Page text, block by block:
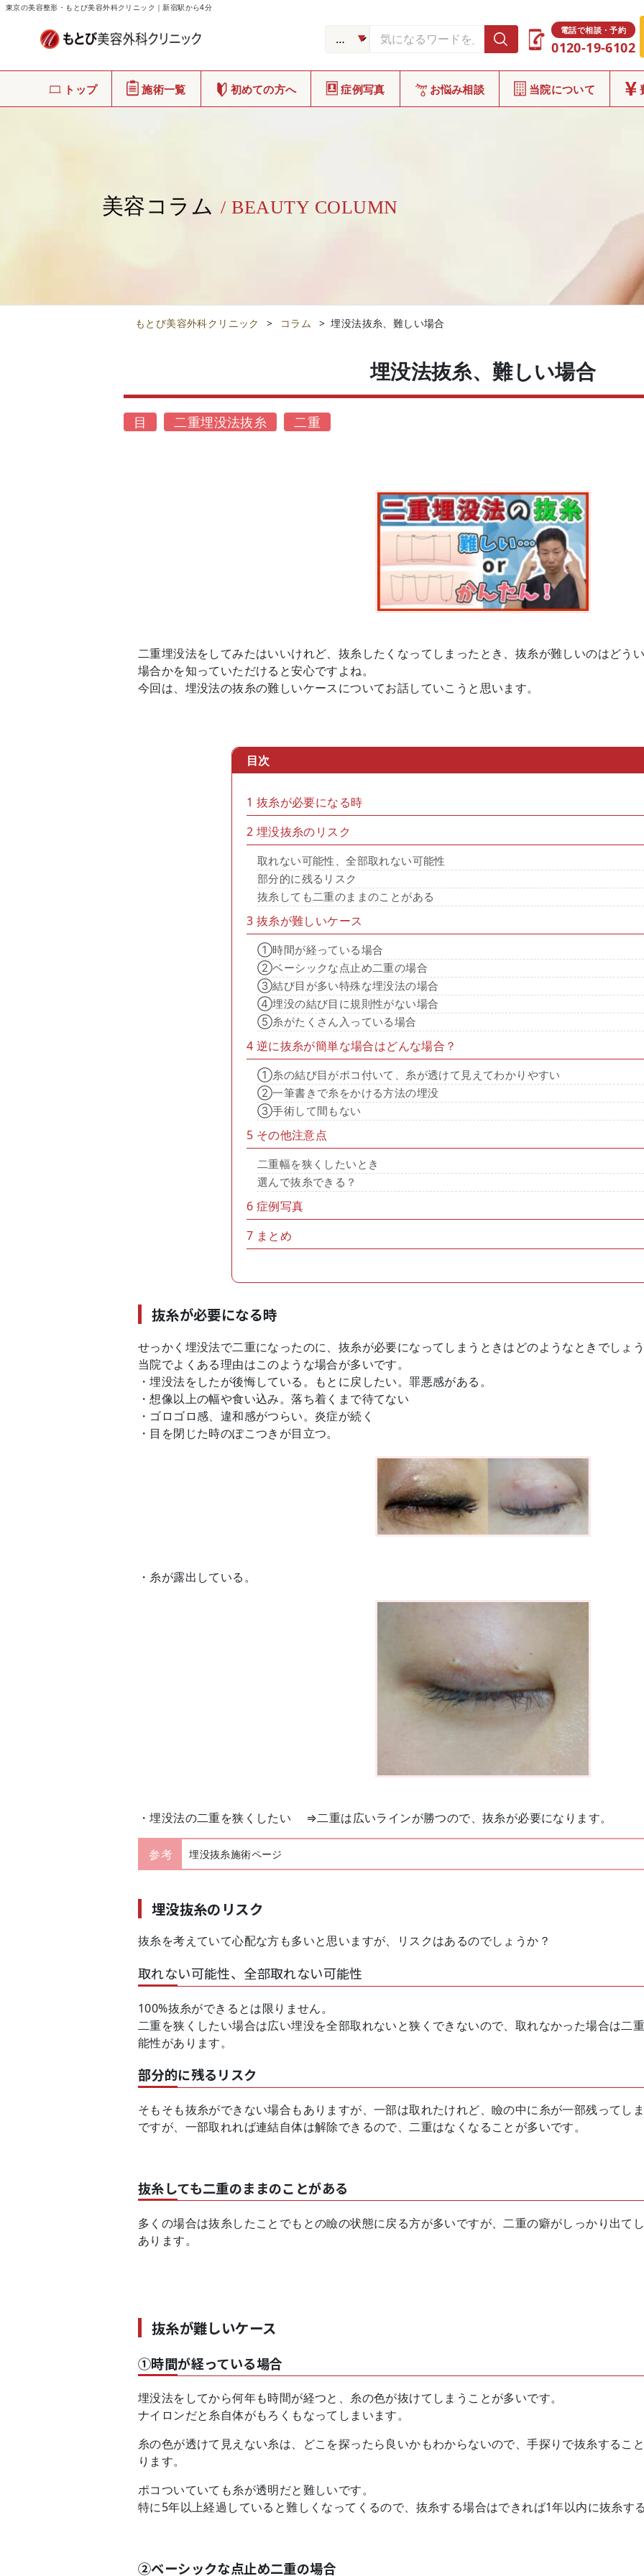
東京の美容整形・もとび美容外科クリニック｜新宿駅から4分
電話で相談・予約
0120-19-6102
トップ 施術一覧 初めての方へ 症例写真 お悩み相談 当院について
美容コラム / BEAUTY COLUMN
もとび美容外科クリニック > コラム > 埋没法抜糸、難しい場合
埋没法抜糸、難しい場合
目 二重埋没法抜糸 二重
二重埋没法をしてみたはいいけれど、抜糸したくなってしまったとき、抜糸が難しいのはどう
場合かを知っていただけると安心ですよね。
今回は、埋没法の抜糸の難しいケースについてお話していこうと思います。
目次
1 抜糸が必要になる時
2 埋没抜糸のリスク
取れない可能性、全部取れない可能性
部分的に残るリスク
抜糸しても二重のままのことがある
3 抜糸が難しいケース
①時間が経っている場合
②ベーシックな点止め二重の場合
③結び目が多い特殊な埋没法の場合
④埋没の結び目に規則性がない場合
⑤糸がたくさん入っている場合
4 逆に抜糸が簡単な場合はどんな場合？
①糸の結び目がポコ付いて、糸が透けて見えてわかりやすい
②一筆書きで糸をかける方法の埋没
③手術して間もない
5 その他注意点
二重幅を狭くしたいとき
選んで抜糸できる？
6 症例写真
7 まとめ
抜糸が必要になる時
せっかく埋没法で二重になったのに、抜糸が必要になってしまうときはどのようなときでしょ
当院でよくある理由はこのような場合が多いです。
・埋没法をしたが後悔している。もとに戻したい。罪悪感がある。
・想像以上の幅や食い込み。落ち着くまで待てない
・ゴロゴロ感、違和感がつらい。炎症が続く
・目を閉じた時のぽこつきが目立つ。
・糸が露出している。
・埋没法の二重を狭くしたい ⇒二重は広いラインが勝つので、抜糸が必要になります。
参考 埋没抜糸施術ページ
埋没抜糸のリスク
抜糸を考えていて心配な方も多いと思いますが、リスクはあるのでしょうか？
取れない可能性、全部取れない可能性
100%抜糸ができるとは限りません。
二重を狭くしたい場合は広い埋没を全部取れないと狭くできないので、取れなかった場合は二
能性があります。
部分的に残るリスク
そもそも抜糸ができない場合もありますが、一部は取れたけれど、瞼の中に糸が一部残ってし
ですが、一部取れれば連結自体は解除できるので、二重はなくなることが多いです。
抜糸しても二重のままのことがある
多くの場合は抜糸したことでもとの瞼の状態に戻る方が多いですが、二重の癖がしっかり出て
あります。
抜糸が難しいケース
①時間が経っている場合
埋没法をしてから何年も時間が経つと、糸の色が抜けてしまうことが多いです。
ナイロンだと糸自体がもろくもなってしまいます。
糸の色が透けて見えない糸は、どこを探ったら良いかもわからないので、手探りで抜糸するこ
ります。
ポコついていても糸が透明だと難しいです。
特に5年以上経過していると難しくなってくるので、抜糸する場合はできれば1年以内に抜糸す
②ベーシックな点止め二重の場合